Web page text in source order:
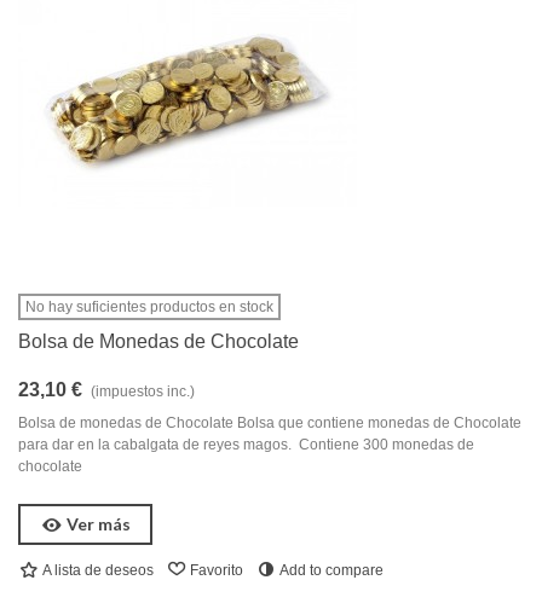
No hay suficientes productos en stock
Bolsa de Monedas de Chocolate
23,10 € (impuestos inc.)
Bolsa de monedas de Chocolate Bolsa que contiene monedas de Chocolate
para dar en la cabalgata de reyes magos. Contiene 300 monedas de
chocolate
Ver más
A lista de deseos Favorito Add to compare